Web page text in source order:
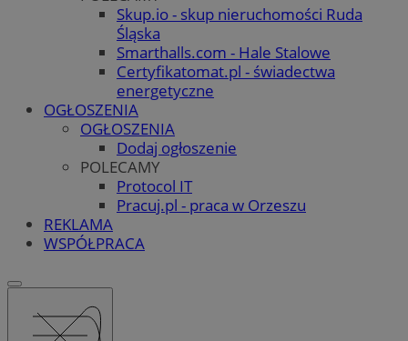
Skup.io - skup nieruchomości Ruda
Śląska
Smarthalls.com - Hale Stalowe
Certyfikatomat.pl - świadectwa
energetyczne
OGŁOSZENIA
OGŁOSZENIA
Dodaj ogłoszenie
POLECAMY
Protocol IT
Pracuj.pl - praca w Orzeszu
REKLAMA
WSPÓŁPRACA